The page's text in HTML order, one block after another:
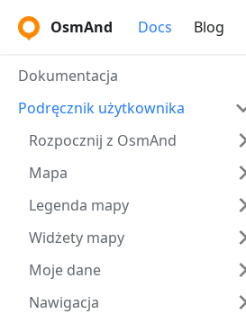
OsmAnd Docs Blog
Dokumentacja
Podręcznik użytkownika
Rozpocznij z OsmAnd
Mapa
Legenda mapy
Widżety mapy
Moje dane
Nawigacja